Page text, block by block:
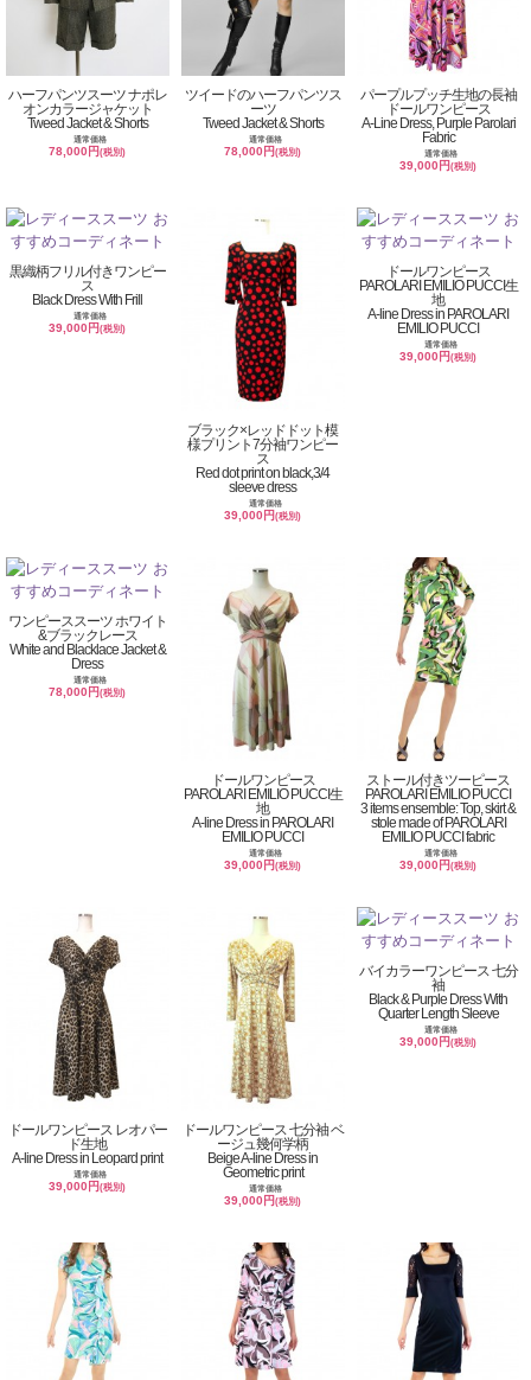
ハーフパンツスーツ ナポレ
オンカラージャケット
Tweed Jacket & Shorts
通常価格
78,000円(税別)
ツイードのハーフパンツス
ーツ
Tweed Jacket & Shorts
通常価格
78,000円(税別)
パープルプッチ生地の長袖
ドールワンピース
A-Line Dress, Purple Parolari
Fabric
通常価格
39,000円(税別)
黒織柄フリル付きワンピー
ス
Black Dress With Frill
通常価格
39,000円(税別)
ブラック×レッドドット模
様プリント7分袖ワンピー
ス
Red dot print on black,3/4
sleeve dress
通常価格
39,000円(税別)
ドールワンピース
PAROLARI EMILIO PUCCI生
地
A-line Dress in PAROLARI
EMILIO PUCCI
通常価格
39,000円(税別)
ワンピーススーツ ホワイト
&ブラックレース
White and Blacklace Jacket &
Dress
通常価格
78,000円(税別)
ドールワンピース
PAROLARI EMILIO PUCCI生
地
A-line Dress in PAROLARI
EMILIO PUCCI
通常価格
39,000円(税別)
ストール付きツーピース
PAROLARI EMILIO PUCCI
3 items ensemble: Top, skirt &
stole made of PAROLARI
EMILIO PUCCI fabric
通常価格
39,000円(税別)
ドールワンピース レオパー
ド生地
A-line Dress in Leopard print
通常価格
39,000円(税別)
ドールワンピース 七分袖 ベ
ージュ幾何学柄
Beige A-line Dress in
Geometric print
通常価格
39,000円(税別)
バイカラーワンピース 七分
袖
Black & Purple Dress With
Quarter Length Sleeve
通常価格
39,000円(税別)